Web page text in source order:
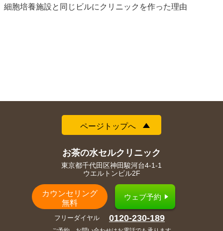
細胞培養施設と同じビルにクリニックを作った理由
ページトップへ
お茶の水セルクリニック
東京都千代田区神田駿河台4-1-1
ウエルトンビル2F
カウンセリング
無料
ウェブ予約
フリーダイヤル 0120-230-189